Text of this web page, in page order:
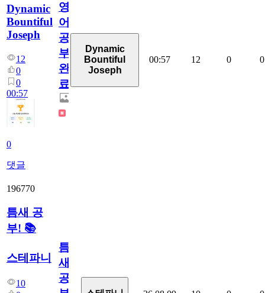
Dynamic
Bountiful
Joseph
12
0
0
00:57
0
댓글
영
어
공
부
완
료
Dynamic
Bountiful
Joseph
00:57 12 0 0
196770
틈새 공
부! 📚
스테파니
10
틈
새
공